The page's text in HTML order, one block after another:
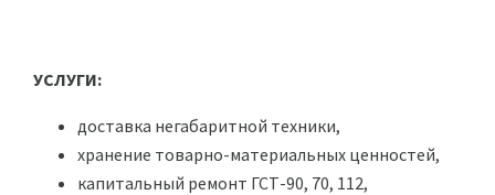
УСЛУГИ:
доставка негабаритной техники,
хранение товарно-материальных ценностей,
капитальный ремонт ГСТ-90, 70, 112,